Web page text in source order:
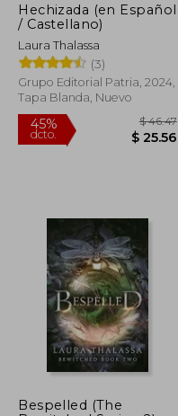
$ 43.89
Hechizada (en Español
/ Castellano)
Laura Thalassa
(3)
Grupo Editorial Patria, 2024,
Tapa Blanda, Nuevo
Bespelled (The